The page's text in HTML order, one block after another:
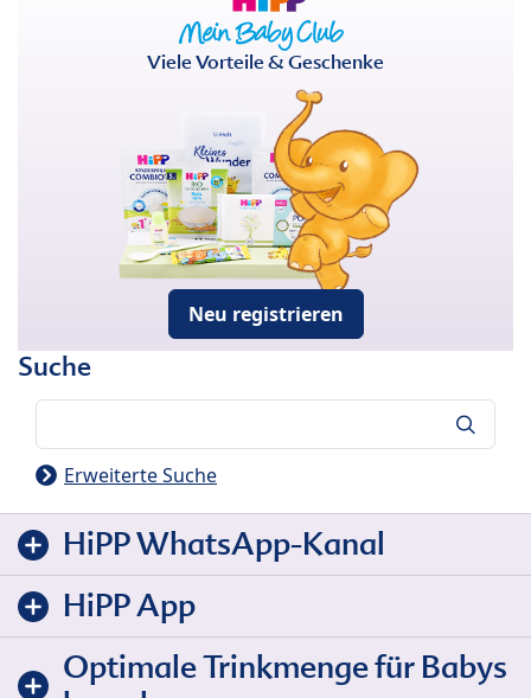
Viele Vorteile & Geschenke
Neu registrieren
Suche
Erweiterte Suche
HiPP WhatsApp-Kanal
HiPP App
Optimale Trinkmenge für Babys